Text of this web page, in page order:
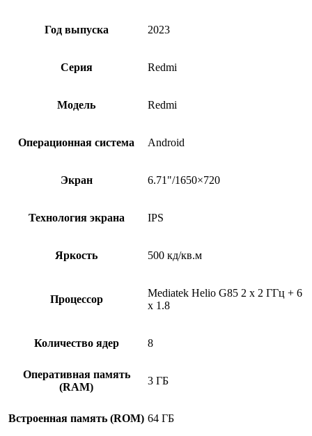
Год выпуска 2023
Серия Redmi
Модель Redmi
Операционная система Android
Экран 6.71"/1650×720
Технология экрана IPS
Яркость 500 кд/кв.м
Процессор
Mediatek Helio G85 2 x 2 ГГц + 6
x 1.8
Количество ядер 8
Оперативная память
(RAM)
3 ГБ
Встроенная память (ROM) 64 ГБ